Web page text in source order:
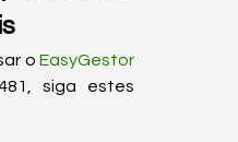
o EasyGestor
siga estes